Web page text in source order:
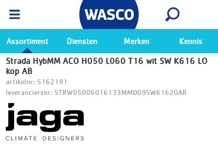
Ga naar de Wasco app
Bekijk
Assortiment Diensten Merken Kennis
Strada HybMM ACO H050 L060 T16 wit SW K616 LO
kop AB
artikelnr: 5162191
leveranciersnr: STRW05006016133MMD09SW61620AB